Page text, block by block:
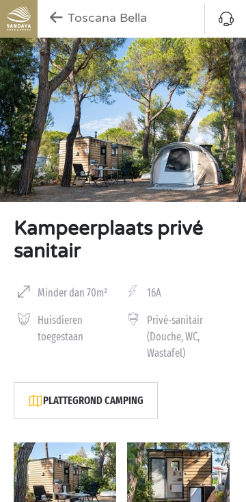
Toscana Bella
Kampeerplaats privé
sanitair
Minder dan 70m² 16A
Huisdieren
toegestaan
Privé-sanitair
(Douche, WC,
Wastafel)
PLATTEGROND CAMPING